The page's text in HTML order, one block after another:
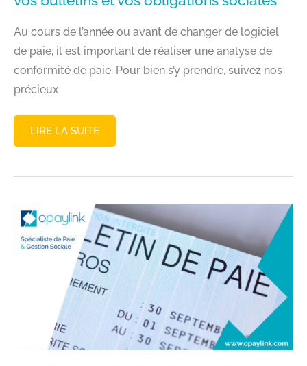
Au cours de l’année ou avant de changer de logiciel
de paie, il est important de réaliser une analyse de
conformité de paie. Pour bien s’y prendre, suivez nos
précieux
ANALYSE
DE
PAIE :
BULLETINS
ET
VOS
OBLIGATIONS
SOCIALES
LIRE LA SUITE